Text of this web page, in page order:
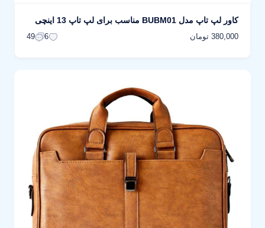
کاور لپ تاپ مدل BUBM01 مناسب برای لپ تاپ 13 اینچی
380,000 تومان 6
49